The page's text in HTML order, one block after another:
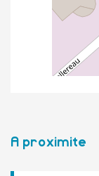
A proximite